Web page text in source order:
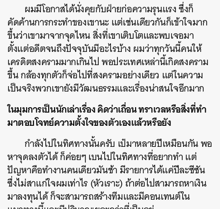
ผมมีโอกาสได้นั่งคุยกับฝ่ายก่อความรุนแรง ซึ่งก็
คัดค้านการกระทำของเขานะ แต่เช่นเดียวกันก็เข้าใจมาก
ขึ้นว่าเขามาจากจุดไหน สิ่งที่เขาเติบโตและพบเจอมา
ตั้งแต่อดีตจนถึงปัจจุบันมีอะไรบ้าง ผมว่าทุกวันนี้คนให้
เครดิตสงครามมากเกินไป พอประเทศเหล่านี้เกิดสงคราม
ขึ้น กล้องทุกตัวก็จ่อไปที่สงครามอย่างเดียว แต่ในความ
เป็นจริงพวกเขายังมีวัฒนธรรมและเรื่องน่าสนใจอีกมาก
ในมุมการเป็นนักเล่าเรื่อง คิดว่าเถื่อน ทราเวลหรือสิ่งที่ทำ
มาตอบโจทย์ความตั้งใจของตัวเองแล้วหรือยัง
กำลังไปในทิศทางนั้นครับ เป๋มาหลายปีเหมือนกัน พอ
หาจุดลงตัวได้ ก็ค่อยๆ เบนไปในทิศทางที่อยากทำ แต่
ปัญหาคือทำงานคนเดียวมันช้า มีรายการได้แค่ปีละซีซัน
ซึ่งไม่สาแก่ใจผมเท่าไร (หัวเราะ) ถ้าต่อไปสามารถหาเงิน
มาลงทุนได้ ก็จะสามารถสร้างทีมและมีคอนเทนต์ใน
SHARE TWEET LINE EMAIL